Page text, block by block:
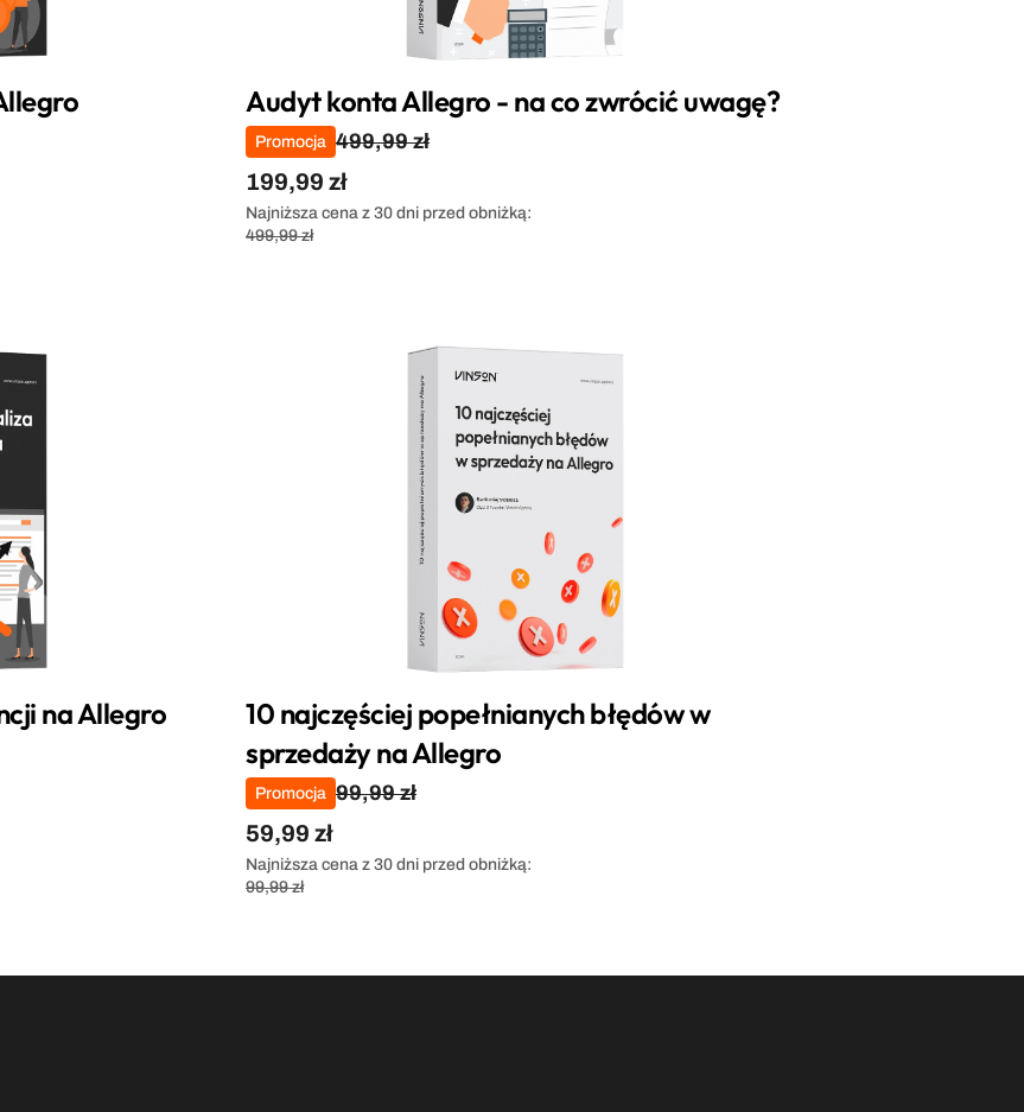
Audyt konta Allegro - na co zwrócić uwagę?
Promocja 499,99 zł
199,99 zł
Najniższa cena z 30 dni przed obniżką:
499,99 zł
na Allegro
10 najczęściej popełnianych błędów w
sprzedaży na Allegro
Promocja 99,99 zł
59,99 zł
Najniższa cena z 30 dni przed obniżką:
99,99 zł